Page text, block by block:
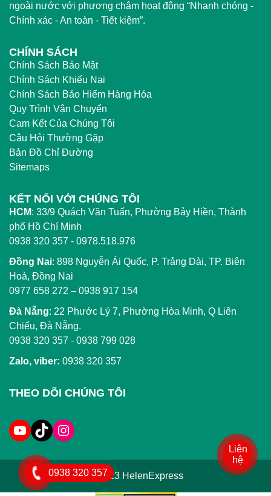
ngoài nước với phương châm hoạt động “Nhanh chóng -
Chính xác - An toàn - Tiết kiệm”.
CHÍNH SÁCH
Chính Sách Bảo Mật
Chính Sách Khiếu Nại
Chính Sách Bảo Hiểm Hàng Hóa
Quy Trình Vận Chuyển
Cam Kết Của Chúng Tôi
Câu Hỏi Thường Gặp
Bản Đồ Chỉ Đường
Sitemaps
KẾT NỐI VỚI CHÚNG TÔI
HCM: 33/9 Quách Văn Tuấn, Phường Bảy Hiền, Thành
phố Hồ Chí Minh
0938 320 357 - 0978.518.976
Đồng Nai: 898 Nguyễn Ái Quốc, P. Trảng Dài, TP. Biên
Hoà, Đồng Nai
0977 658 272 – 0938 917 154
Đà Nẵng: 22 Phước Lý 7, Phường Hòa Minh, Q Liên
Chiểu, Đà Nẵng.
0938 320 357 - 0938 799 028
Zalo, viber: 0938 320 357
THEO DÕI CHÚNG TÔI
© 2023 HelenExpress
0938 320 357
Liên
hệ